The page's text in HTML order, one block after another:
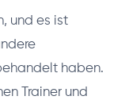
und es ist
haben.
Trainer und